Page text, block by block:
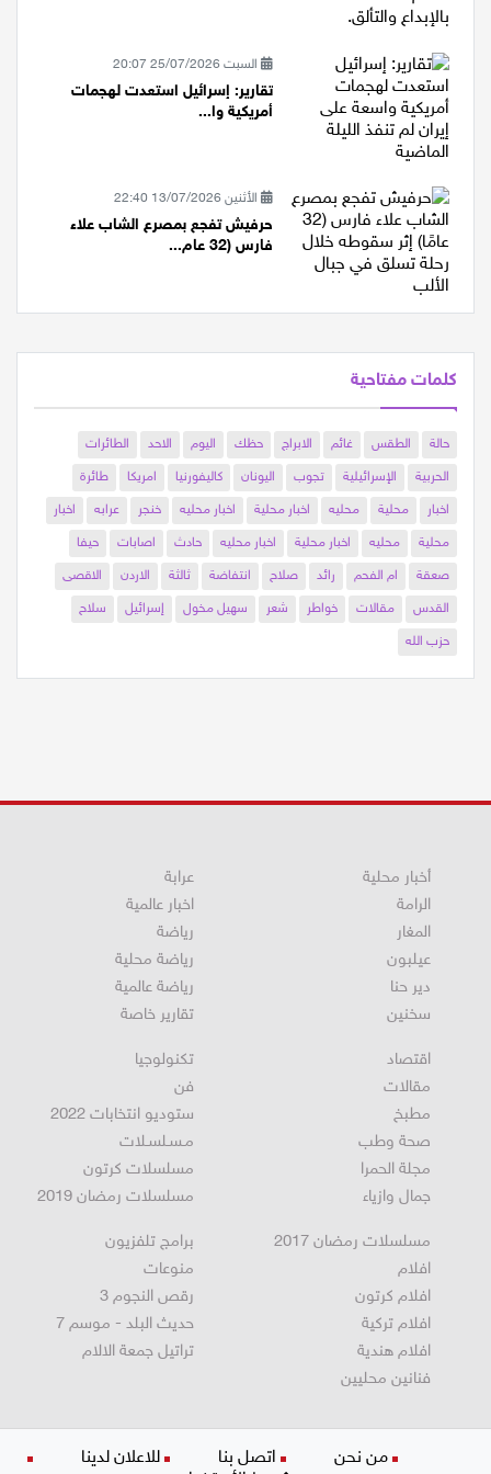
السبت 25/07/2026 20:07
تقارير: إسرائيل استعدت لهجمات
أمريكية وا...
الأثنين 13/07/2026 22:40
حرفيش تفجع بمصرع الشاب علاء
فارس (32 عام...
كلمات مفتاحية
حالة الطقس غائم الابراج حظك اليوم الاحد
الطائرات
الحربية
الإسرائيلية تجوب اليونان كاليفورنيا امريكا
طائرة
اخبار
محلية محليه اخبار محلية اخبار محليه خنجر عرابه
اخبار
محلية
محليه اخبار محلية اخبار محليه حادث اصابات
حيفا
صعقة
ام الفحم رائد صلاح انتفاضة ثالثة الاردن
الاقصى
القدس
مقالات خواطر شعر سهيل مخول إسرائيل
سلاح
حزب الله
أخبار محلية
الرامة
المغار
عيلبون
دير حنا
سخنين
عرابة
اخبار عالمية
رياضة
رياضة محلية
رياضة عالمية
تقارير خاصة
اقتصاد
مقالات
مطبخ
صحة وطب
مجلة الحمرا
جمال وازياء
تكنولوجيا
فن
ستوديو انتخابات 2022
مـسـلسـلات
مسلسلات كرتون
مسلسلات رمضان 2019
مسلسلات رمضان 2017
افلام
افلام كرتون
افلام تركية
افلام هندية
فنانين محليين
برامج تلفزيون
منوعات
رقص النجوم 3
حديث البلد - موسم 7
تراتيل جمعة الالام
من نحن اتصل بنا
للاعلان لدينا